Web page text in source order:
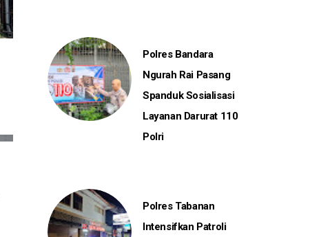
Polres Bandara
Ngurah Rai Pasang
Spanduk Sosialisasi
Layanan Darurat 110
Polri
Polres Tabanan
Intensifkan Patroli